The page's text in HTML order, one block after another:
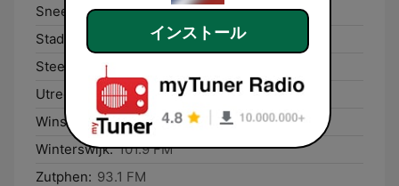
Sneek:
94.3 FM
Stadskanaal:
96.7 FM
Steenwijk:
95.7 FM
Utrecht:
98.5 FM
Winschoten: 96.9 FM
Winterswijk: 101.9 FM
Zutphen: 93.1 FM
インストール